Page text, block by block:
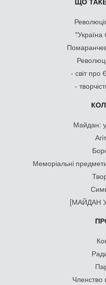
"Україна
- світ про
-
Майдан:
Меморіальні
[МАЙДАН
Членство